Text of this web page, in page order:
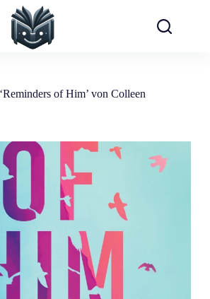
of Him’ von Colleen